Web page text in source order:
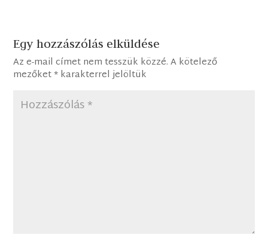
Egy hozzászólás elküldése
Az e-mail címet nem tesszük közzé. A kötelező
mezőket*karakterrel jelöltük